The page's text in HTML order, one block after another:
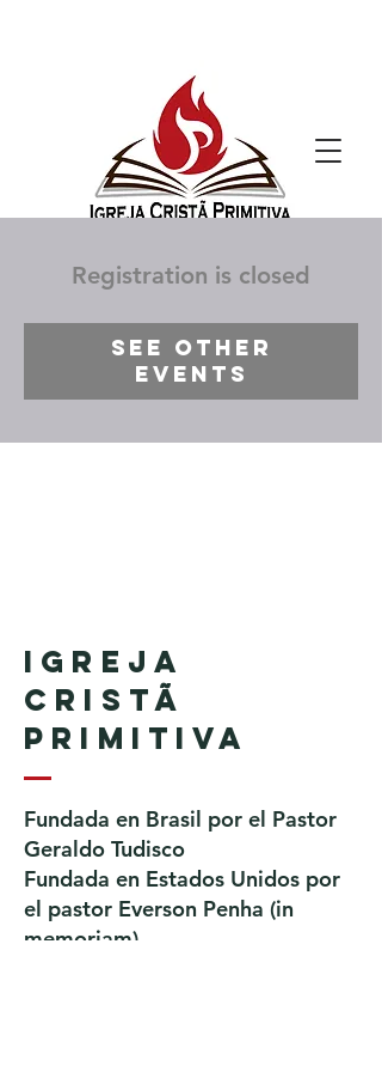
Registration is closed
See other
events
Igreja
Cristã
Primitiva
Fundada en Brasil por el Pastor
Geraldo Tudisco
Fundada en Estados Unidos por
el pastor Everson Penha ​(in
memoriam)